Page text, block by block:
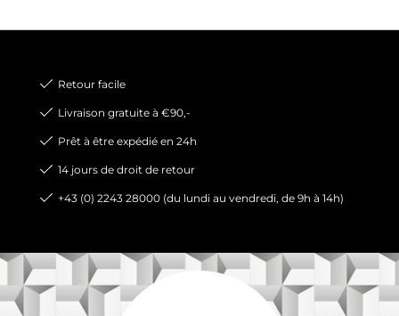
Retour facile
Livraison gratuite à €90,-
Prêt à être expédié en 24h
14 jours de droit de retour
+43 (0) 2243 28000 (du lundi au vendredi, de 9h à 14h)